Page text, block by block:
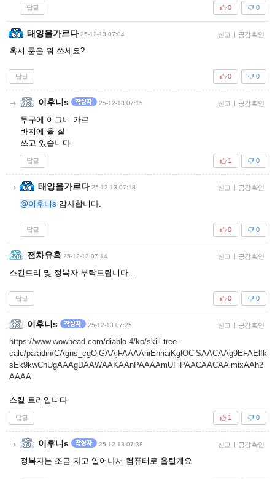
답글 0
0
태양을가르다 25-12-13 07:04 신고 | 공감 확인
혹시 룬은 뭐 쓰세요?
답글 0
0
이후니s 25-12-13 07:15 신고 | 공감 확인
투구에 이그니 가르
바지에 율 잘
쓰고 있습니다
답글 0
1
태양을가르다 25-12-13 07:18 신고 | 공감 확인
@이후니s 감사합니다.
답글 0
0
전차유혹 25-12-13 07:14 신고 | 공감 확인
스킨트리 및 정복자 부탁드립니다...
답글 0
0
이후니s 25-12-13 07:25 신고 | 공감 확인
https://www.wowhead.com/diablo-4/ko/skill-tree-
calc/paladin/CAgns_cgOiGAAjFAAAAhiEhriaiKglOCiSAACAAg9EFAElfk
sEk9kwChUgAAAgDAAWAAKAAnPAAAAmUFiPAACAACAAimixAAh2
AAAA
스킬 트리입니다
답글 0
1
이후니s 25-12-13 07:38 신고 | 공감 확인
정복자는 조금 자고 일어나서 컴퓨터로 올릴게요